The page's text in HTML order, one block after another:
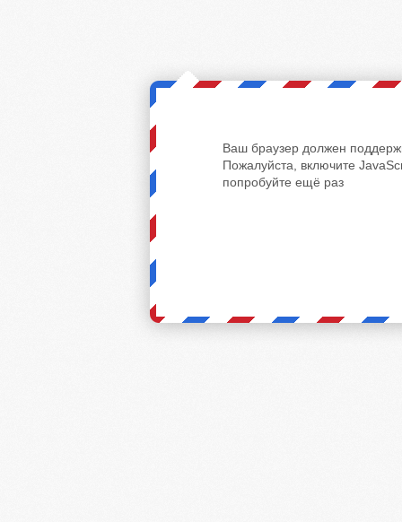
Ваш браузер должен
Пожалуйста, включите
попробуйте ещё раз